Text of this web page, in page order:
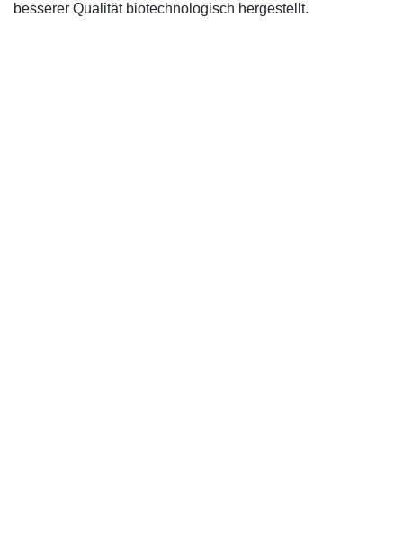
besserer Qualität biotechnologisch hergestellt.